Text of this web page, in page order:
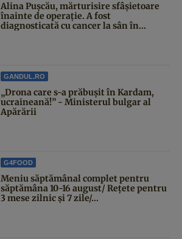
Alina Pușcău, mărturisire sfâșietoare
înainte de operație. A fost
diagnosticată cu cancer la sân în...
GANDUL.RO
„Drona care s-a prăbușit în Kardam,
ucraineană!” - Ministerul bulgar al
Apărării
G4FOOD
Meniu săptămânal complet pentru
săptămâna 10-16 august/ Rețete pentru
3 mese zilnic și 7 zile/...